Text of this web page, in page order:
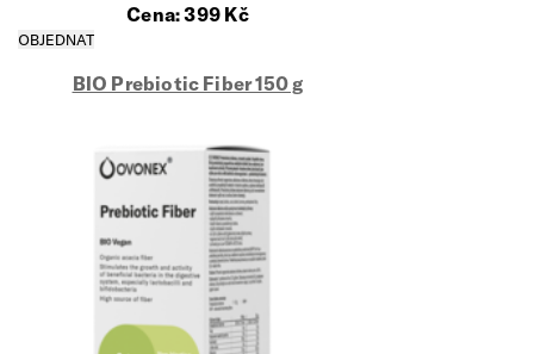
Cena:399 Kč
BIO Prebiotic Fiber 150 g